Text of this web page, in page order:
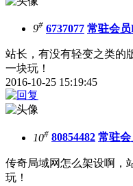
9# 6737077 常驻会
站长，有没有轻变之类的
一块玩！
2016-10-25 15:19:45
10# 80854482 常驻
传奇局域网怎么架设啊，
玩！